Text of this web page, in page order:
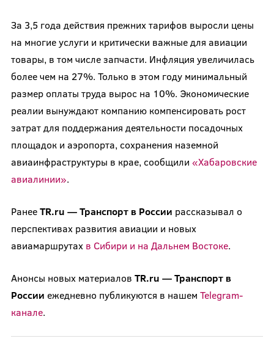
За 3,5 года действия прежних тарифов выросли цены
на многие услуги и критически важные для авиации
товары, в том числе запчасти. Инфляция увеличилась
более чем на 27%. Только в этом году минимальный
размер оплаты труда вырос на 10%. Экономические
реалии вынуждают компанию компенсировать рост
затрат для поддержания деятельности посадочных
площадок и аэропорта, сохранения наземной
авиаинфраструктуры в крае, сообщили «Хабаровские
авиалинии».
РанееTR.ru — Транспорт в России рассказывал о
перспективах развития авиации и новых
авиамаршрутах в Сибири и на Дальнем Востоке.
Анонсы новых материалов TR.ru — Транспорт в
России ежедневно публикуются в нашем Telegram-
канале.